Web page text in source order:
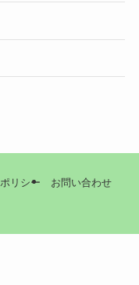
リシー お問い合わせ